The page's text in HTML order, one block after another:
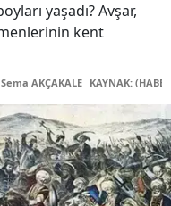
yaşadı? Avşar,
kent
AKÇAKALE KAYNAK: